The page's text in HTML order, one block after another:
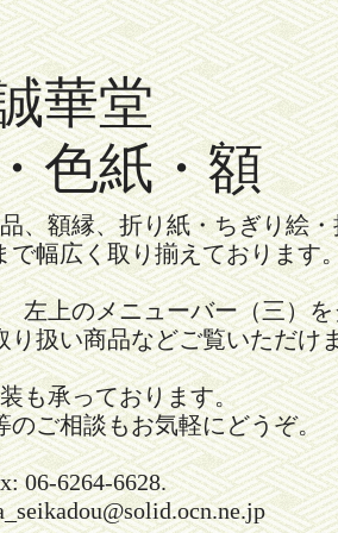
華堂
色紙・額
、額縁、折り紙・ちぎり絵
で幅広く取り揃えております
上のメニューバー（三）
扱い商品などご覧いただけ
も承っております。
のご相談もお気軽にどうぞ。
06-6264-6628.